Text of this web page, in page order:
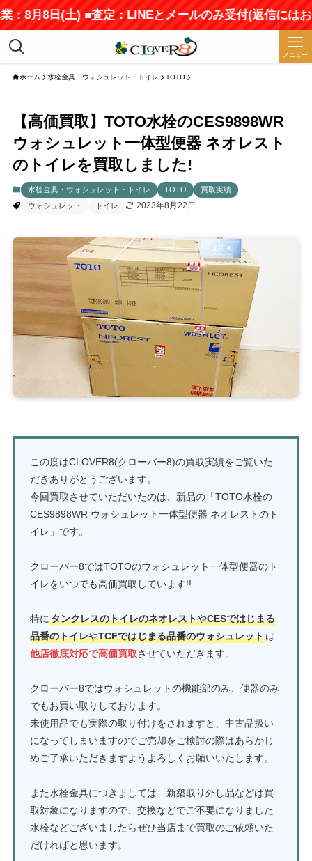
8月8日(土) ■査定：LINEとメールのみ受付(返信にはお
メニュー
ホーム 水栓金具・ウォシュレット・トイレ TOTO
【高価買取】TOTO水栓のCES9898WR
ウォシュレット一体型便器 ネオレスト
のトイレを買取しました!
水栓金具・ウォシュレット・トイレ TOTO
買取実績
ウォシュレット
トイレ 2023年8月22日
この度はCLOVER8(クローバー8)の買取実績をご覧いた
だきありがとうございます。
今回買取させていただいたのは、新品の「TOTO水栓の
CES9898WR ウォシュレット一体型便器 ネオレストのト
イレ」です。
クローバー8ではTOTOのウォシュレット一体型便器のト
イレをいつでも高価買取しています!!
特に タンクレスのトイレのネオレストやCESではじまる
品番のトイレやTCFではじまる品番のウォシュレットは
他店徹底対応で高価買取させていただきます。
クローバー8ではウォシュレットの機能部のみ、便器のみ
でもお買い取りしております。
未使用品でも実際の取り付けをされますと、中古品扱い
になってしまいますのでご売却をご検討の際はあらかじ
めご了承いただきますようよろしくお願いいたします。
また水栓金具につきましては、新築取り外し品などは買
取対象になりますので、交換などでご不要になりました
水栓などございましたらぜひ当店まで買取のご依頼いた
だければと思います。